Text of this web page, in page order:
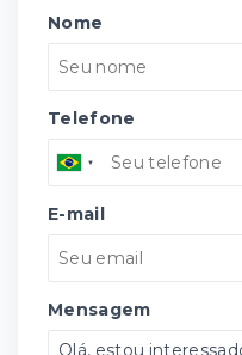
Nome
Telefone
E-mail
Mensagem